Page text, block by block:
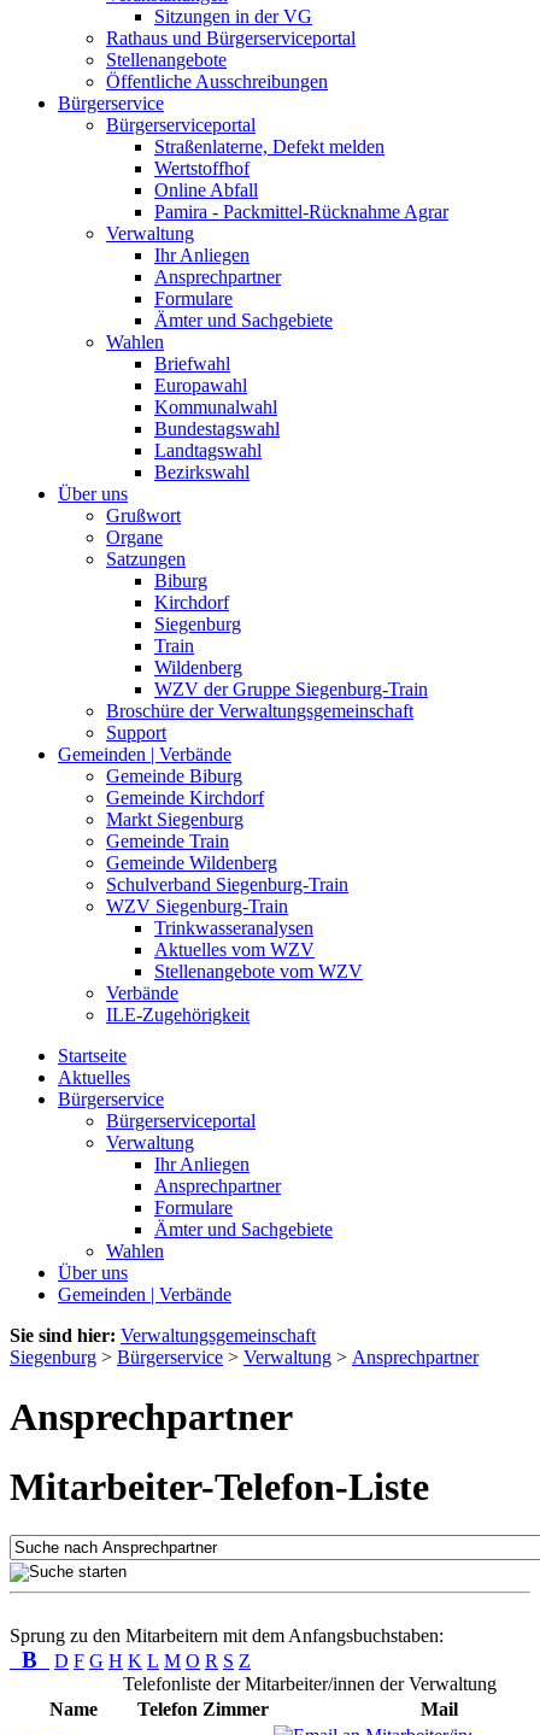
Sitzungen in der VG
Rathaus und Bürgerserviceportal
Stellenangebote
Öffentliche Ausschreibungen
Bürgerservice
Bürgerserviceportal
Straßenlaterne, Defekt melden
Wertstoffhof
Online Abfall
Pamira - Packmittel-Rücknahme Agrar
Verwaltung
Ihr Anliegen
Ansprechpartner
Formulare
Ämter und Sachgebiete
Wahlen
Briefwahl
Europawahl
Kommunalwahl
Bundestagswahl
Landtagswahl
Bezirkswahl
Über uns
Grußwort
Organe
Satzungen
Biburg
Kirchdorf
Siegenburg
Train
Wildenberg
WZV der Gruppe Siegenburg-Train
Broschüre der Verwaltungsgemeinschaft
Support
Gemeinden | Verbände
Gemeinde Biburg
Gemeinde Kirchdorf
Markt Siegenburg
Gemeinde Train
Gemeinde Wildenberg
Schulverband Siegenburg-Train
WZV Siegenburg-Train
Trinkwasseranalysen
Aktuelles vom WZV
Stellenangebote vom WZV
Verbände
ILE-Zugehörigkeit
Startseite
Aktuelles
Bürgerservice
Bürgerserviceportal
Verwaltung
Ihr Anliegen
Ansprechpartner
Formulare
Ämter und Sachgebiete
Wahlen
Über uns
Gemeinden | Verbände
Sie sind hier: Verwaltungsgemeinschaft
Siegenburg > Bürgerservice > Verwaltung > Ansprechpartner
Ansprechpartner
Mitarbeiter-Telefon-Liste
Sprung zu den Mitarbeitern mit dem Anfangsbuchstaben:
B D F G H K L M O R S Z
Telefonliste der Mitarbeiter/innen der Verwaltung
Name
Telefon Zimmer
Mail